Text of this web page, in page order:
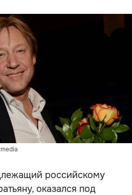
российскому
оказался под